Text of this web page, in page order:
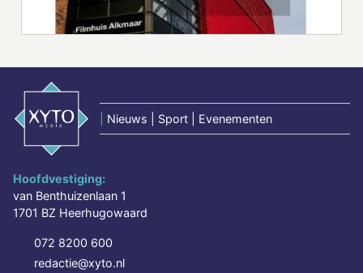
Nieuws | Sport | Evenementen
Hoofdvestiging:
van Benthuizenlaan 1
1701 BZ Heerhugowaard
072 8200 600
redactie@xyto.nl